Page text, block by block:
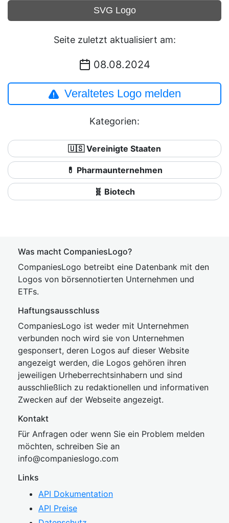
SVG Logo
Seite zuletzt aktualisiert am:
08.08.2024
Veraltetes Logo melden
Kategorien:
🇺🇸 Vereinigte Staaten
💊 Pharmaunternehmen
🧬 Biotech
Was macht CompaniesLogo?
CompaniesLogo betreibt eine Datenbank mit den
Logos von börsennotierten Unternehmen und
ETFs.
Haftungsausschluss
CompaniesLogo ist weder mit Unternehmen
verbunden noch wird sie von Unternehmen
gesponsert, deren Logos auf dieser Website
angezeigt werden, die Logos gehören ihren
jeweiligen Urheberrechtsinhabern und sind
ausschließlich zu redaktionellen und informativen
Zwecken auf der Webseite angezeigt.
Kontakt
Für Anfragen oder wenn Sie ein Problem melden
möchten, schreiben Sie an
info@companieslogo.com
Links
API Dokumentation
API Preise